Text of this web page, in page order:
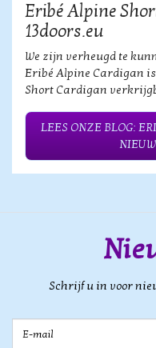
Eribé Alpine
13doors.eu
We zijn verheugd te
Eribé Alpine Cardigan
Short Cardigan
LEES ONZE BLOG:
Schrijf u in voor